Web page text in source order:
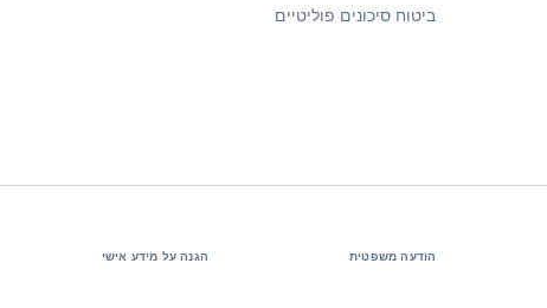
ביטוח סיכונים פוליטיים
הודעה משפטית הגנה על מידע אישי